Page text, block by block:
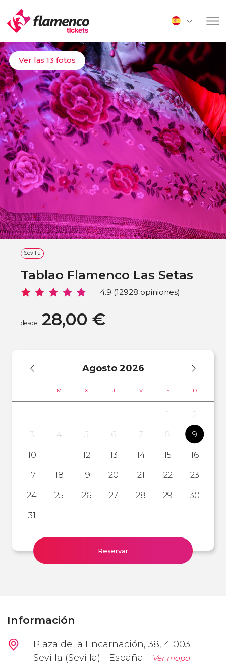
Ver las 13 fotos
Sevilla
Tablao Flamenco Las Setas
4.9 (12928 opiniones)
desde 28,00 €
Agosto 2026
L M X J V S D
1
2
3
4 5 6 7 8
9
10
11 12 13 14 15
16
17
18 19 20 21 22
23
24
25 26 27 28 29
30
31
Reservar
Información
Plaza de la Encarnación, 38, 41003
Sevilla (Sevilla) - España |
Ver mapa